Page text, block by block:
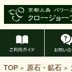
TOP > 原石・鉱石 >